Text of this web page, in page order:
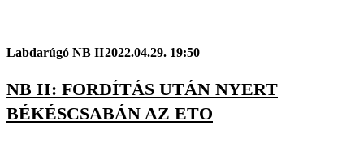
Labdarúgó NB II2022.04.29. 19:50
NB II: FORDÍTÁS UTÁN NYERT
BÉKÉSCSABÁN AZ ETO